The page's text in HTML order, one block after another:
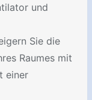
und
Sie die
Raumes mit
einer